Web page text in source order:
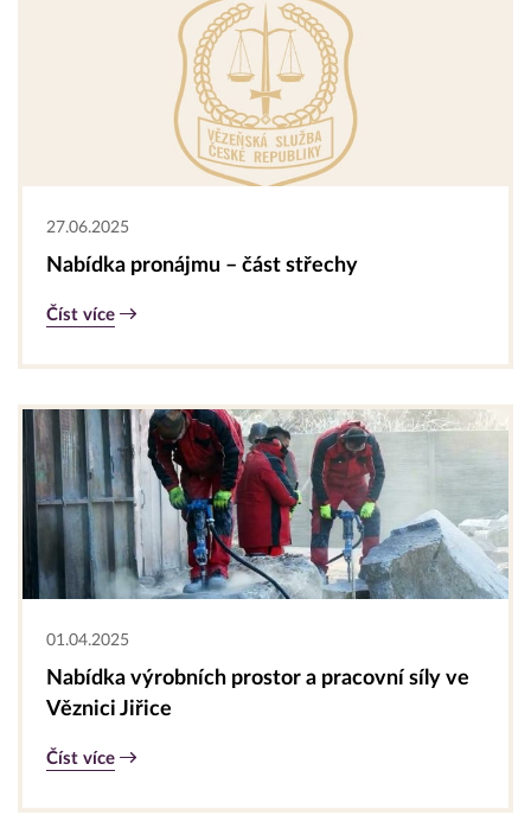
27.06.2025
Nabídka pronájmu – část střechy
Číst více
01.04.2025
Nabídka výrobních prostor a pracovní síly ve
Věznici Jiřice
Číst více